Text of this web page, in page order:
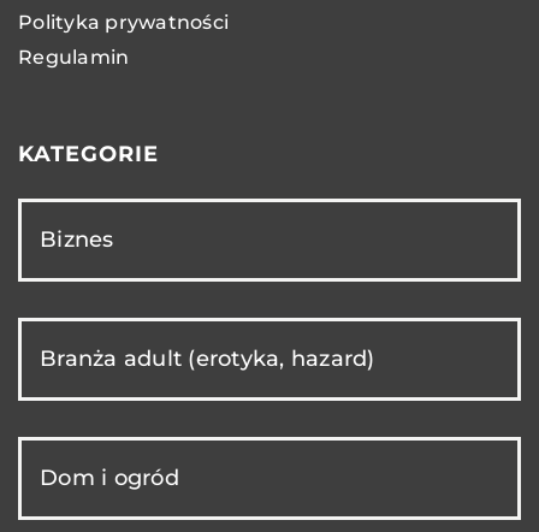
Polityka prywatności
Regulamin
KATEGORIE
Biznes
Branża adult (erotyka, hazard)
Dom i ogród